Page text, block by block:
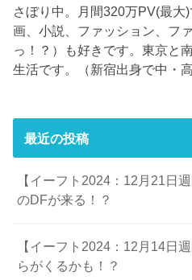
さぼり中。月間320万PV(最大
画、小説、ファッション、フ
っ！？）も好きです。東京と
生活です。（新宿出身で中・
最近の投稿
【イーフト2024：12月21日
のDFが来る！？
【イーフト2024：12月14日
らがくるかも！？